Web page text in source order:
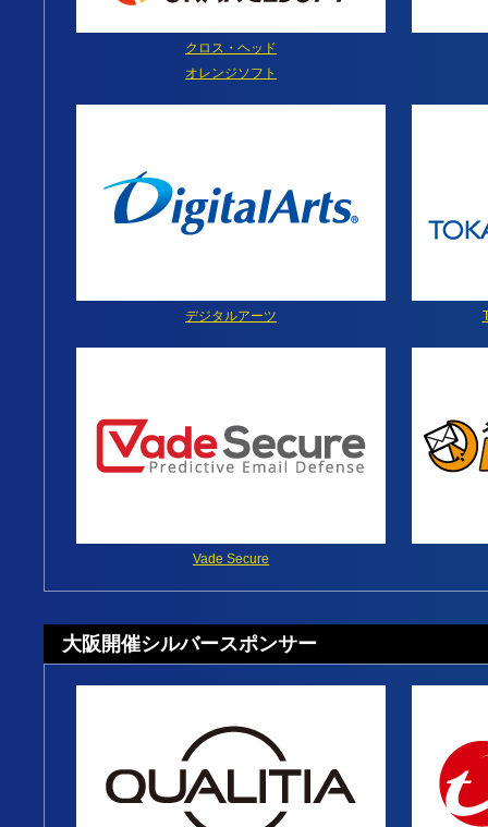
クロス・ヘッド
オレンジソフト
デジタルアーツ
Vade Secure
大阪開催シルバースポンサー